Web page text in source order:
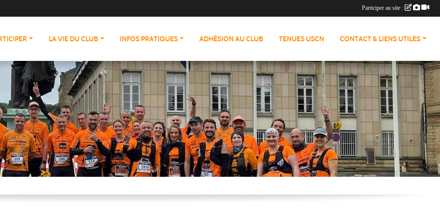
LA VIE DU CLUB INFOS PRATIQUES ADHÉSION AU CLUB TENUES USCN CONTACT & LIENS UTILES
Participer au site :